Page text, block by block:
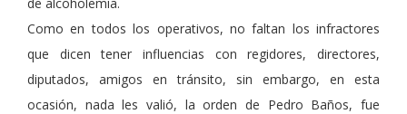
Como en todos los operativos, no faltan los infractores
que dicen tener influencias con regidores, directores,
diputados, amigos en tránsito, sin embargo, en esta
ocasión, nada les valió, la orden de Pedro Baños, fue